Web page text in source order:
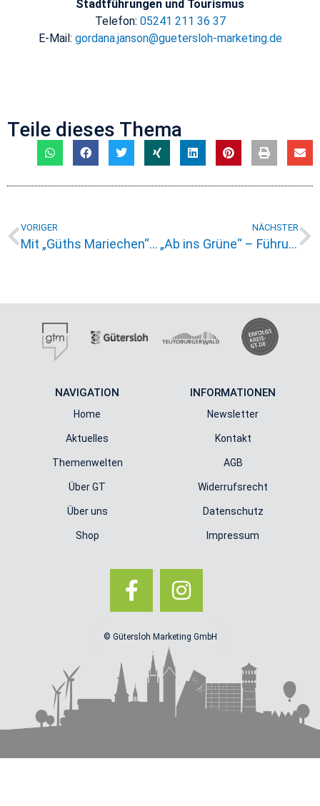
Stadtführungen und Tourismus
Telefon: 05241 211 36 37
E-Mail: gordana.janson@guetersloh-marketing.de
Teile dieses Thema
VORIGER
Mit „Güths Mariechen“ unterwegs
NÄCHSTER
„Ab ins Grüne“ – Führung durch den Stadtpark & Botanischen Garten
NAVIGATION
Home
Aktuelles
Themenwelten
Über GT
Über uns
Shop
INFORMATIONEN
Newsletter
Kontakt
AGB
Widerrufsrecht
Datenschutz
Impressum
© Gütersloh Marketing GmbH